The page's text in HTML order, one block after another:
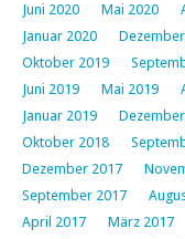
Juni 2020
Mai 2020
Januar 2020
Oktober 2019
Juni 2019
Mai 2019
Januar 2019
Oktober 2018
Dezember 2017
September 2017
April 2017
März 2017